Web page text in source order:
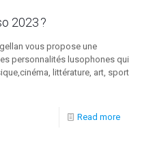
2023 ?
vous propose une
personnalités lusophones qui
littérature, art, sport
Read more